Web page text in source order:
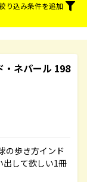
り込み条件を追加
・ネパール 198
の歩き方インド
して欲しい1冊